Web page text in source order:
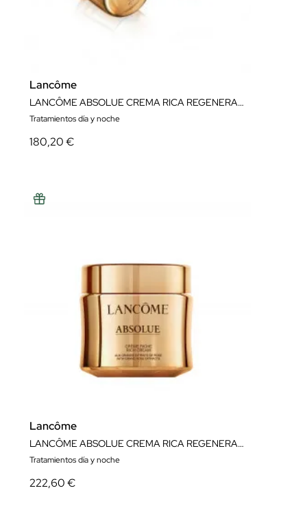
Lancôme
LANCÔME ABSOLUE CREMA RICA REGENERADORA CÁPSULA DE RECARGA 60 ML.
Tratamientos día y noche
180,20 €
Lancôme
LANCÔME ABSOLUE CREMA RICA REGENERADORA RECARGABLE 60 ML
Tratamientos día y noche
222,60 €